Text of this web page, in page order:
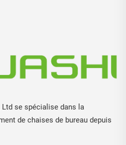
Ltd se spécialise dans la
de chaises de bureau depuis